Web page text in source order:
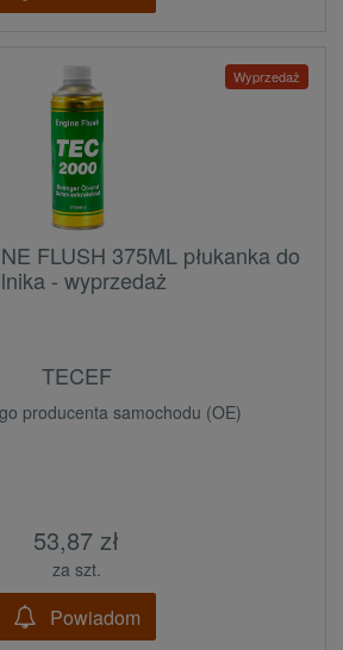
Wyprzedaż
FLUSH 375ML płukanka do
- wyprzedaż
TECEF
producenta samochodu (OE)
53,87 zł
za szt.
Powiadom